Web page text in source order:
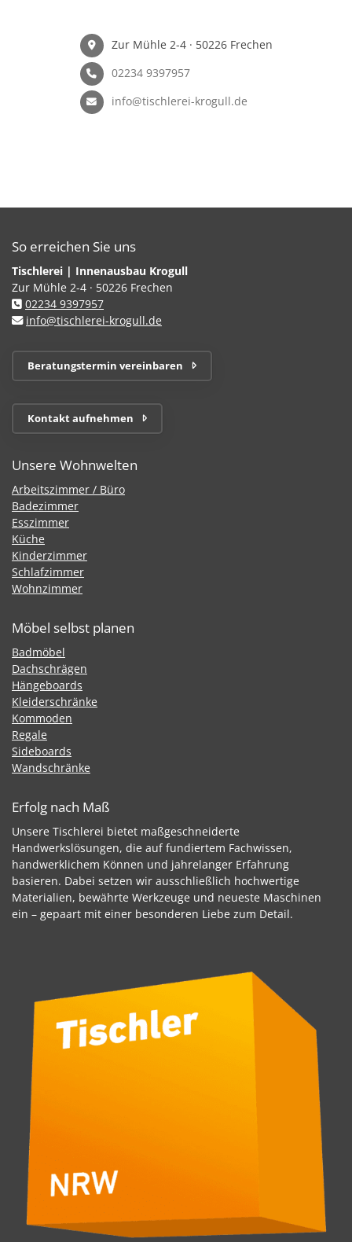
Zur Mühle 2-4 · 50226 Frechen
02234 9397957
info@tischlerei-krogull.de
So erreichen Sie uns
Tischlerei | Innenausbau Krogull
Zur Mühle 2-4 · 50226 Frechen
02234 9397957
info@tischlerei-krogull.de
Beratungstermin vereinbaren
Kontakt aufnehmen
Unsere Wohnwelten
Arbeitszimmer / Büro
Badezimmer
Esszimmer
Küche
Kinderzimmer
Schlafzimmer
Wohnzimmer
Möbel selbst planen
Badmöbel
Dachschrägen
Hängeboards
Kleiderschränke
Kommoden
Regale
Sideboards
Wandschränke
Erfolg nach Maß
Unsere Tischlerei bietet maßgeschneiderte
Handwerkslösungen, die auf fundiertem Fachwissen,
handwerklichem Können und jahrelanger Erfahrung
basieren. Dabei setzen wir ausschließlich hochwertige
Materialien, bewährte Werkzeuge und neueste Maschinen
ein – gepaart mit einer besonderen Liebe zum Detail.